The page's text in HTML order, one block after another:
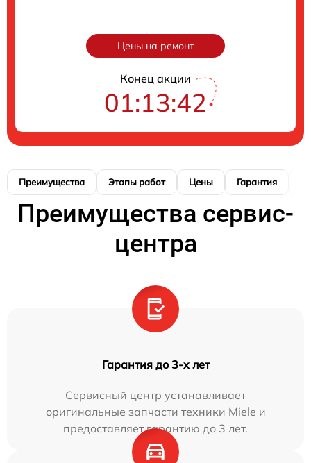
Цены на ремонт
Конец акции
01:13:41
Преимущества Этапы работ Цены Гарантия
Преимущества сервис-
центра
Гарантия до 3-х лет
Сервисный центр устанавливает
оригинальные запчасти техники Miele и
предоставляет гарантию до 3 лет.